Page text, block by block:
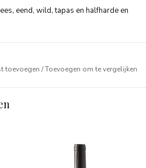
eend, wild, tapas en halfharde en
toevoegen /Toevoegen om te vergelijken